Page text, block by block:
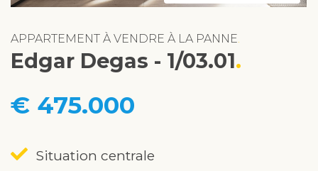
APPARTEMENT À VENDRE À LA PANNE
Edgar Degas - 1/03.01
€ 475.000
Situation centrale